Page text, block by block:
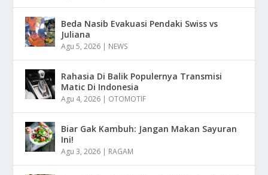
Beda Nasib Evakuasi Pendaki Swiss vs
Juliana
Agu 5, 2026 | NEWS
Rahasia Di Balik Populernya Transmisi
Matic Di Indonesia
Agu 4, 2026 | OTOMOTIF
Biar Gak Kambuh: Jangan Makan Sayuran
Ini!
Agu 3, 2026 | RAGAM